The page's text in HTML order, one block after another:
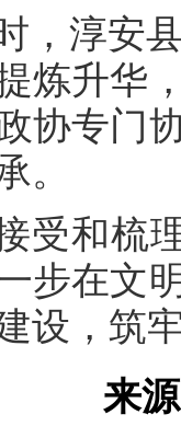
，淳安
炼升华
协专门
。
受和梳
步在文
设，筑
来